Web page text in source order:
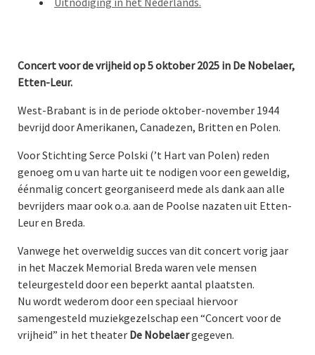
Concert voor de vrijheid op 5 oktober 2025 in De Nobelaer,
Etten-Leur.
West-Brabant is in de periode oktober-november 1944
bevrijd door Amerikanen, Canadezen, Britten en Polen.
Voor Stichting Serce Polski (’t Hart van Polen) reden
genoeg om u van harte uit te nodigen voor een geweldig,
éénmalig concert georganiseerd mede als dank aan alle
bevrijders maar ook o.a. aan de Poolse nazaten uit Etten-
Leur en Breda.
Vanwege het overweldig succes van dit concert vorig jaar
in het Maczek Memorial Breda waren vele mensen
teleurgesteld door een beperkt aantal plaatsten.
Nu wordt wederom door een speciaal hiervoor
samengesteld muziekgezelschap een “Concert voor de
vrijheid” in het theater De Nobelaergegeven.